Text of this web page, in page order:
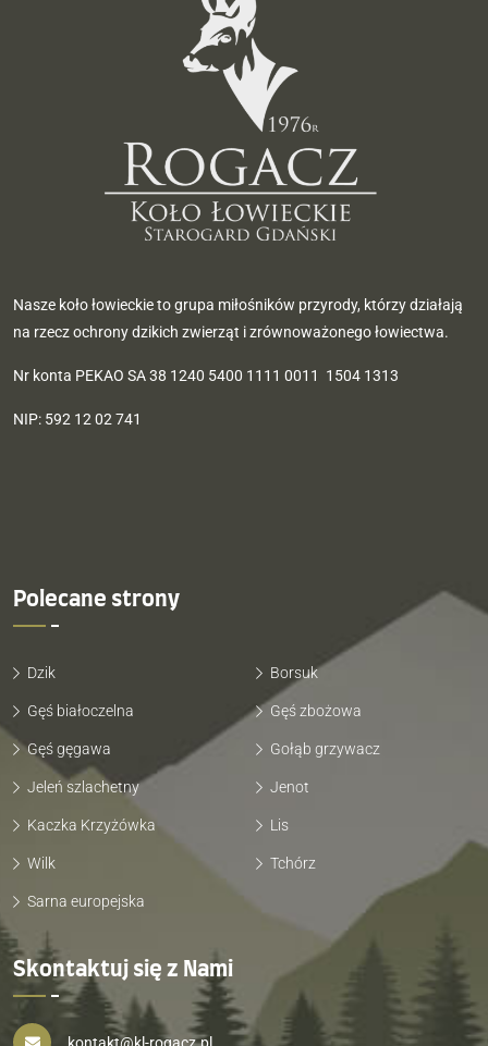
Nasze koło łowieckie to grupa miłośników przyrody, którzy działają
na rzecz ochrony dzikich zwierząt i zrównoważonego łowiectwa.
Nr konta PEKAO SA 38 1240 5400 1111 0011 1504 1313
NIP: 592 12 02 741
Polecane strony
Dzik Borsuk
Gęś białoczelna Gęś zbożowa
Gęś gęgawa Gołąb grzywacz
Jeleń szlachetny Jenot
Kaczka Krzyżówka Lis
Wilk Tchórz
Sarna europejska
Skontaktuj się z Nami